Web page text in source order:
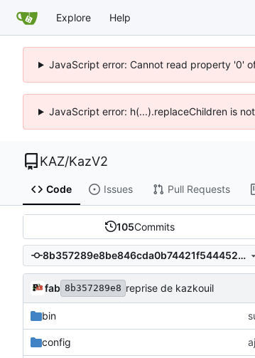
Explore Help
JavaScript error: Cannot read property '0'
JavaScript error: h(...).replaceChildren is
KAZ/KazV2
Code Issues Pull Requests
105Commits
8b357289e8be846cda0b74421f544452347b481c
fab 8b357289e8 reprise de kazkouil
bin
config